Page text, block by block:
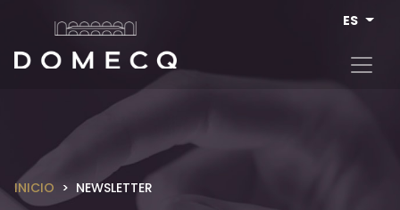
ES
INICIO NEWSLETTER